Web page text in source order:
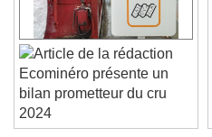
Play
Skip Backward
Unmute
Current Time0:00
/
Duration-:-
Stream TypeLIVE
Ecominéro présente un
bilan prometteur du cru
2024